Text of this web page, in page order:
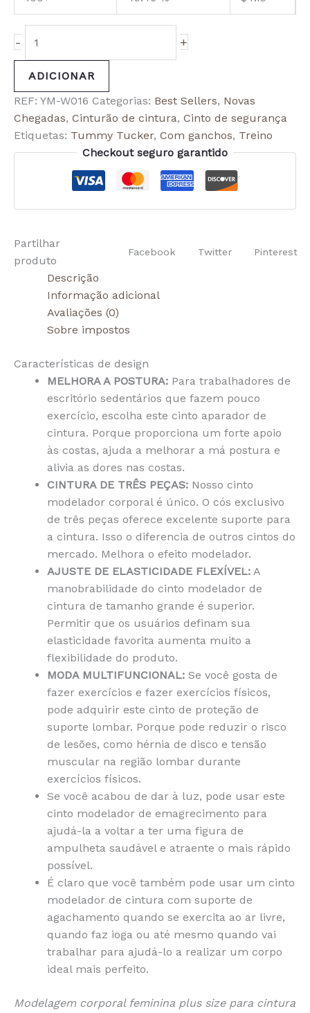
- +
ADICIONAR
REF: YM-W016 Categorias: Best Sellers, Novas
Chegadas, Cinturão de cintura, Cinto de segurança
Etiquetas: Tummy Tucker, Com ganchos, Treino
Checkout seguro garantido
Partilhar
produto
Facebook Twitter Pinterest
Descrição
Informação adicional
Avaliações (0)
Sobre impostos
Características de design
MELHORA A POSTURA: Para trabalhadores de
escritório sedentários que fazem pouco
exercício, escolha este cinto aparador de
cintura. Porque proporciona um forte apoio
às costas, ajuda a melhorar a má postura e
alivia as dores nas costas.
CINTURA DE TRÊS PEÇAS: Nosso cinto
modelador corporal é único. O cós exclusivo
de três peças oferece excelente suporte para
a cintura. Isso o diferencia de outros cintos do
mercado. Melhora o efeito modelador.
AJUSTE DE ELASTICIDADE FLEXÍVEL: A
manobrabilidade do cinto modelador de
cintura de tamanho grande é superior.
Permitir que os usuários definam sua
elasticidade favorita aumenta muito a
flexibilidade do produto.
MODA MULTIFUNCIONAL: Se você gosta de
fazer exercícios e fazer exercícios físicos,
pode adquirir este cinto de proteção de
suporte lombar. Porque pode reduzir o risco
de lesões, como hérnia de disco e tensão
muscular na região lombar durante
exercícios físicos.
Se você acabou de dar à luz, pode usar este
cinto modelador de emagrecimento para
ajudá-la a voltar a ter uma figura de
ampulheta saudável e atraente o mais rápido
possível.
É claro que você também pode usar um cinto
modelador de cintura com suporte de
agachamento quando se exercita ao ar livre,
quando faz ioga ou até mesmo quando vai
trabalhar para ajudá-lo a realizar um corpo
ideal mais perfeito.
Modelagem corporal feminina plus size para cintura